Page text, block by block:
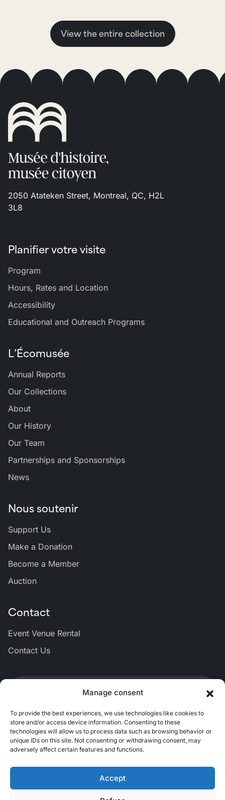
Manage consent
To provide the best experiences, we use technologies like cookies to
store and/or access device information. Consenting to these
technologies will allow us to process data such as browsing behavior or
unique IDs on this site. Not consenting or withdrawing consent, may
adversely affect certain features and functions.
Accept
View the entire collection
2050 Atateken Street, Montreal, QC, H2L
3L8
Planifier votre visite
Program
Hours, Rates and Location
Accessibility
Educational and Outreach Programs
L’Écomusée
Annual Reports
Our Collections
About
Our History
Our Team
Partnerships and Sponsorships
News
Nous soutenir
Support Us
Make a Donation
Become a Member
Auction
Contact
Event Venue Rental
Contact Us
Bluesky
Lien
Facebook
Lien
LinkedinInstagram
FR